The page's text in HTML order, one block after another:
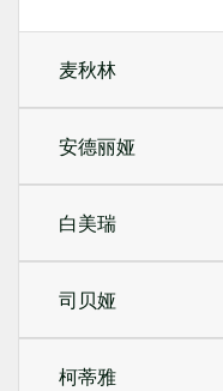
麦秋林
安德丽娅
白美瑞
司贝娅
柯蒂雅